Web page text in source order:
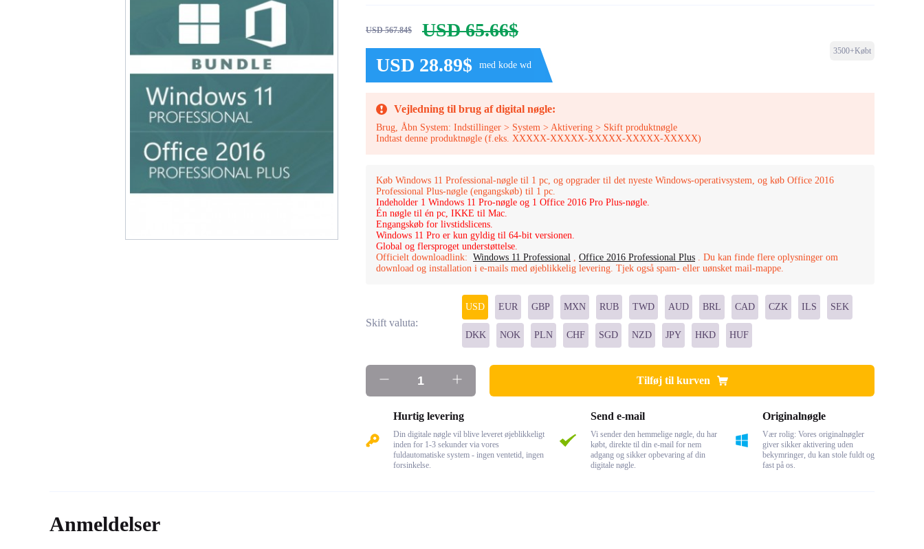
USD 567.84$
USD 65.66$
USD 28.89$
med kode wd
3500+Købt
Vejledning til brug af digital nøgle:
Brug, Åbn System: Indstillinger > System > Aktivering > Skift produktnøgle
Indtast denne produktnøgle (f.eks. XXXXX-XXXXX-XXXXX-XXXXX-XXXXX)
Køb Windows 11 Professional-nøgle til 1 pc, og opgrader til det nyeste Windows-operativsystem, og køb Office 2016
Professional Plus-nøgle (engangskøb) til 1 pc.
Indeholder 1 Windows 11 Pro-nøgle og 1 Office 2016 Pro Plus-nøgle.
Én nøgle til én pc, IKKE til Mac.
Engangskøb for livstidslicens.
Windows 11 Pro er kun gyldig til 64-bit versionen.
Global og flersproget understøttelse.
Officielt downloadlink: Windows 11 Professional , Office 2016 Professional Plus . Du kan finde flere oplysninger om
download og installation i e-mails med øjeblikkelig levering. Tjek også spam- eller uønsket mail-mappe.
Skift valuta:
USD EUR GBP MXN RUB TWD AUD BRL CAD CZK ILS SEK
DKK NOK PLN CHF SGD NZD JPY HKD HUF
Tilføj til kurven
Hurtig levering
Din digitale nøgle vil blive leveret øjeblikkeligt
inden for 1-3 sekunder via vores
fuldautomatiske system - ingen ventetid, ingen
forsinkelse.
Send e-mail
Vi sender den hemmelige nøgle, du har
købt, direkte til din e-mail for nem
adgang og sikker opbevaring af din
digitale nøgle.
Originalnøgle
Vær rolig: Vores originalnøgler
giver sikker aktivering uden
bekymringer, du kan stole fuldt og
fast på os.
Anmeldelser